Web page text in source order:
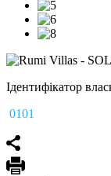
Ідентифікатор
0101